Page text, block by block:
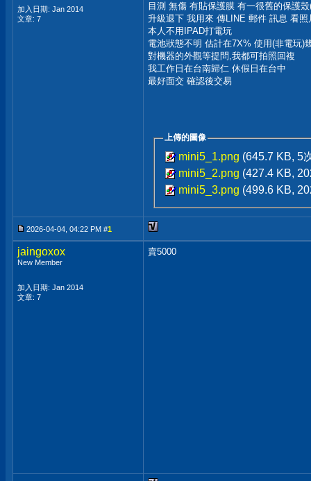
加入日期: Jan 2014
文章: 7
目測 無傷 有貼保護膜 有一很舊的保護
升級退下 我用來 傳LINE 郵件 訊息 看照
本人不用IPAD打電玩
電池狀態不明 估計在7X% 使用(非電玩)
對機器的外觀等提問,我都可拍照回複
我工作日在台南歸仁 休假日在台中
最好面交 確認後交易
上傳的圖像
mini5_1.png (645.7 KB, 5
mini5_2.png (427.4 KB,
mini5_3.png (499.6 KB,
2026-04-04, 04:22 PM #1
jaingoxox
New Member
加入日期: Jan 2014
文章: 7
賣5000